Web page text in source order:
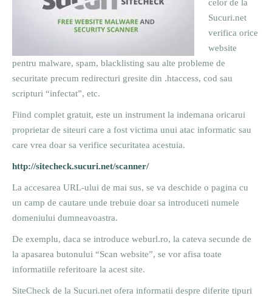
celor de la
Sucuri.net
verifica orice
website
pentru malware, spam, blacklisting sau alte probleme de
securitate precum redirecturi gresite din .htaccess, cod sau
scripturi “infectat”, etc.
Fiind complet gratuit, este un instrument la indemana oricarui
proprietar de siteuri care a fost victima unui atac informatic sau
care vrea doar sa verifice securitatea acestuia.
http://sitecheck.sucuri.net/scanner/
La accesarea URL-ului de mai sus, se va deschide o pagina cu
un camp de cautare unde trebuie doar sa introduceti numele
domeniului dumneavoastra.
De exemplu, daca se introduce weburl.ro, la cateva secunde de
la apasarea butonului “Scan website”, se vor afisa toate
informatiile referitoare la acest site.
SiteCheck de la Sucuri.net ofera informatii despre diferite tipuri